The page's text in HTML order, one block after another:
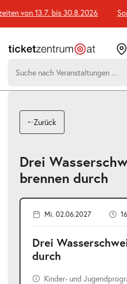
Seiteninhalt
springen
von 13.7. bis 30.8.2026
nach:
Suchtreffer:
Zurück
Drei
brennen durch
Mi. 02.06.2027
Drei
durch
Kinder- und